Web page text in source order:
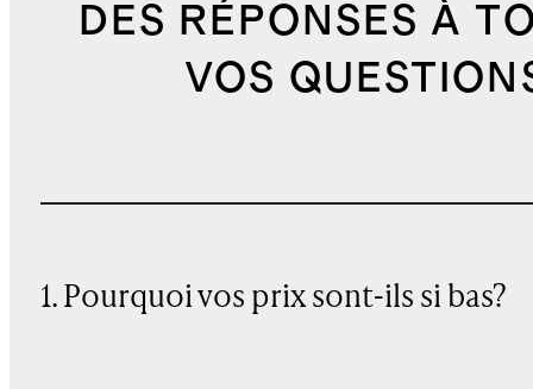
DES RÉPONSES À
VOS
1. Pourquoi vos prix sont-ils si bas?